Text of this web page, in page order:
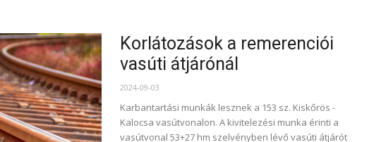
Korlátozások a remerenciói
vasúti átjárónál
2024-09-03
Karbantartási munkák lesznek a 153 sz. Kiskőrös -
Kalocsa vasútvonalon. A kivitelezési munka érinti a
vasútvonal 53+27 hm szelvényben lévő vasúti átjárót